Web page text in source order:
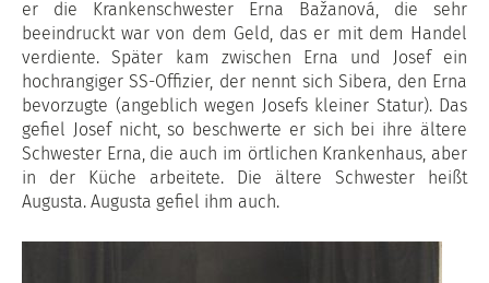
er die Krankenschwester Erna Bažanová, die sehr
beeindruckt war von dem Geld, das er mit dem Handel
verdiente. Später kam zwischen Erna und Josef ein
hochrangiger SS-Offizier, der nennt sich Sibera, den Erna
bevorzugte (angeblich wegen Josefs kleiner Statur). Das
gefiel Josef nicht, so beschwerte er sich bei ihre ältere
Schwester Erna, die auch im örtlichen Krankenhaus, aber
in der Küche arbeitete. Die ältere Schwester heißt
Augusta. Augusta gefiel ihm auch.